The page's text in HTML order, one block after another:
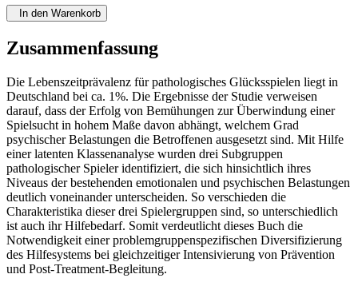
In den Warenkorb
Zusammenfassung
Die Lebenszeitprävalenz für pathologisches Glücksspielen liegt in
Deutschland bei ca. 1%. Die Ergebnisse der Studie verweisen
darauf, dass der Erfolg von Bemühungen zur Überwindung einer
Spielsucht in hohem Maße davon abhängt, welchem Grad
psychischer Belastungen die Betroffenen ausgesetzt sind. Mit Hilfe
einer latenten Klassenanalyse wurden drei Subgruppen
pathologischer Spieler identifiziert, die sich hinsichtlich ihres
Niveaus der bestehenden emotionalen und psychischen Belastungen
deutlich voneinander unterscheiden. So verschieden die
Charakteristika dieser drei Spielergruppen sind, so unterschiedlich
ist auch ihr Hilfebedarf. Somit verdeutlicht dieses Buch die
Notwendigkeit einer problemgruppenspezifischen Diversifizierung
des Hilfesystems bei gleichzeitiger Intensivierung von Prävention
und Post-Treatment-Begleitung.